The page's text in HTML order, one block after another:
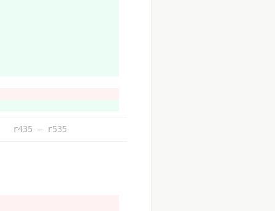
r435 – r535